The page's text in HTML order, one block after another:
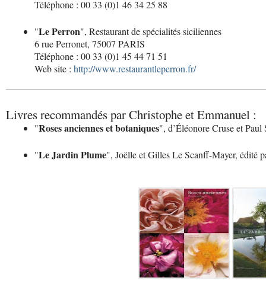
Téléphone : 00 33 (0)1 46 34 25 88
"Le Perron", Restaurant de spécialités siciliennes
6 rue Perronet, 75007 PARIS
Téléphone : 00 33 (0)1 45 44 71 51
Web site : http://www.restaurantleperron.fr/
Livres recommandés par Christophe et Emmanuel :
"Roses anciennes et botaniques", d’Éléonore Cruse et
"Le Jardin Plume", Joëlle et Gilles Le Scanff-Mayer, édité